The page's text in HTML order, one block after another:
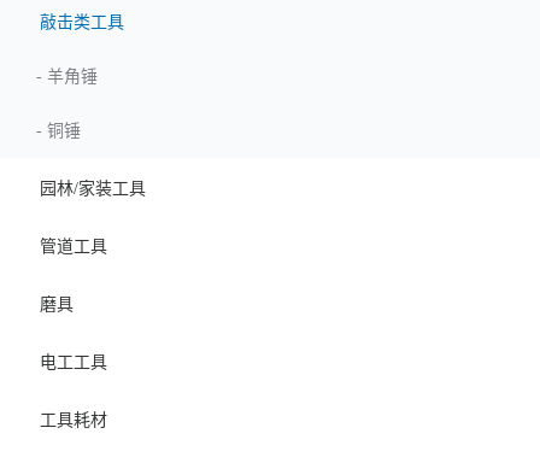
敲击类工具
- 羊角锤
- 铜锤
园林/家装工具
管道工具
磨具
电工工具
工具耗材